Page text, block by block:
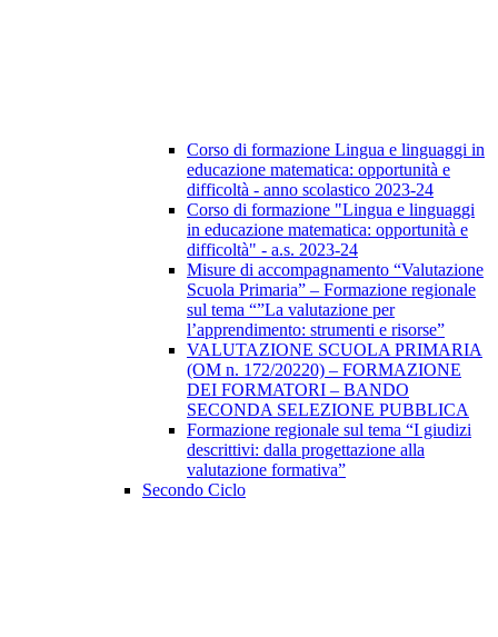
Corso di formazione Lingua e linguaggi in
educazione matematica: opportunità e
difficoltà - anno scolastico 2023-24
Corso di formazione "Lingua e linguaggi
in educazione matematica: opportunità e
difficoltà" - a.s. 2023-24
Misure di accompagnamento “Valutazione
Scuola Primaria” – Formazione regionale
sul tema “”La valutazione per
l’apprendimento: strumenti e risorse”
VALUTAZIONE SCUOLA PRIMARIA
(OM n. 172/20220) – FORMAZIONE
DEI FORMATORI – BANDO
SECONDA SELEZIONE PUBBLICA
Formazione regionale sul tema “I giudizi
descrittivi: dalla progettazione alla
valutazione formativa”
Secondo Ciclo